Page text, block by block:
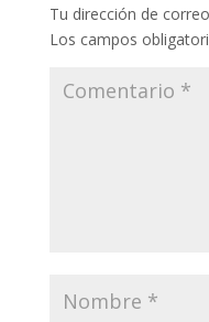
Tu dirección de
Los campos